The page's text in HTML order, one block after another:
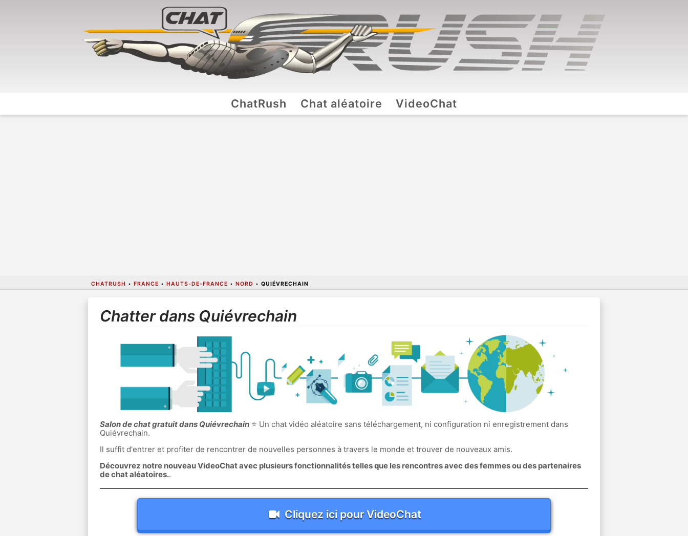
ChatRush Chat aléatoire VideoChat
CHATRUSH • FRANCE • HAUTS-DE-FRANCE • NORD • QUIÉVRECHAIN
Chatter dans Quiévrechain
Salon de chat gratuit dans Quiévrechain⭐ Un chat vidéo aléatoire sans téléchargement, ni configuration ni enregistrement dans
Quiévrechain.
Il suffit d'entrer et profiter de rencontrer de nouvelles personnes à travers le monde et trouver de nouveaux amis.
Découvrez notre nouveau VideoChat avec plusieurs fonctionnalités telles que les rencontres avec des femmes ou des partenaires
de chat aléatoires..
Cliquez ici pour VideoChat